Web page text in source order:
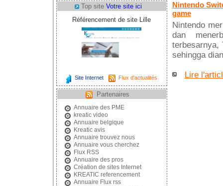
Top site Votre site ici
Référencement de site Lille
Site Internet Flux d'actualités
Partenaires
Annuaire des PME
kreatic video
Annuaire belgique
Kreatic avis
Annuaire trouvez nous
Annuaire vous cherchez
Flux RSS
Annuaire des pros
Création de sites Internet
KREATIC referencement
Annuaire Flux rss
Nintendo
game
Nintendo
dan
terbesarnya,
sehingga
Lire